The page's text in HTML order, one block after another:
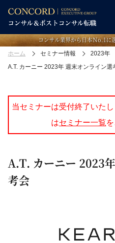
コンサル業界から日本Ｎo.1に
ホーム セミナー情報
2023年
A.T. カーニー 2023年 週末オンライン選
当セミナーは受付終了いた
はセミナー一覧
A.T. カーニー 2023
考会